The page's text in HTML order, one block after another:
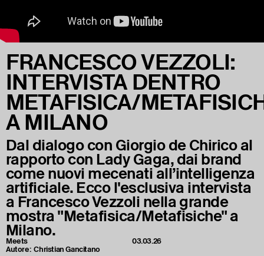
FRANCESCO VEZZOLI:
INTERVISTA DENTRO
METAFISICA/
A MILANO
Dal dialogo con Giorgio de Chirico al
rapporto con Lady Gaga, dai brand
come nuovi mecenati all’intelligenza
artificiale. Ecco l'esclusiva intervista
a Francesco Vezzoli nella grande
mostra "Metafisica/Metafisiche" a
Milano.
Meets
Autore:Christian Gancitano
03.03.26